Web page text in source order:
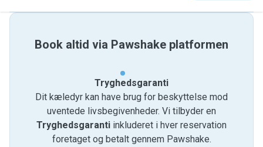
Book altid via Pawshake platformen
Tryghedsgaranti
Dit kæledyr kan have brug for beskyttelse mod
uventede livsbegivenheder. Vi tilbyder en
Tryghedsgaranti inkluderet i hver reservation
foretaget og betalt gennem Pawshake.